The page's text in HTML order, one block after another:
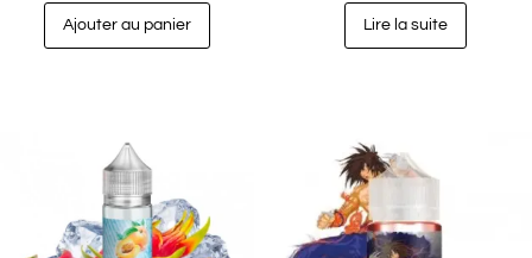
Ajouter au panier Lire la suite